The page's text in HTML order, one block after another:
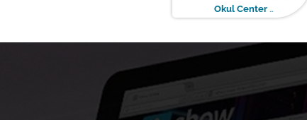
Okul Center
(E-Ticaret Web Tasarım)